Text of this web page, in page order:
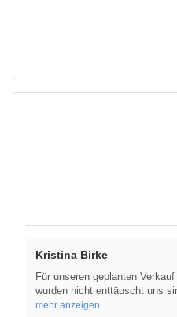
Kristina Birke
Für unseren geplanten
wurden nicht enttäuscht uns
mehr anzeigen